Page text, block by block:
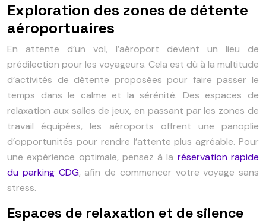
Exploration des zones de détente
aéroportuaires
En attente d’un vol, l’aéroport devient un lieu de
prédilection pour les voyageurs. Cela est dû à la multitude
d’activités de détente proposées pour faire passer le
temps dans le calme et la sérénité. Des espaces de
relaxation aux salles de jeux, en passant par les zones de
travail équipées, les aéroports offrent une panoplie
d’opportunités pour rendre l’attente plus agréable. Pour
une expérience optimale, pensez à la réservation rapide
du parking CDG, afin de commencer votre voyage sans
stress.
Espaces de relaxation et de silence